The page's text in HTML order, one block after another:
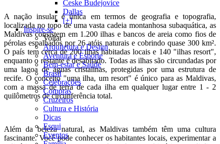
Ceske Budejovice
Dallas
[+]
Inspire-se
Voltar
Arquitetura e Design
Aventura e Esporte
Bem-estar e Saúde
Brasil
Celebrações
Compras
Cruzeiros
Cultura e História
Dicas
Esqui
Eventos
A nação insular é única em termos de geografia e topografia,
localizada no topo de uma vasta cadeia montanhosa subaquática, as
Maldivas consistem em 1.200 ilhas e bancos de areia como fios de
pérolas espalhados por 26 atóis naturais e cobrindo quase 300 km².
O país tem cerca de 200 ilhas habitadas locais e 140 "ilhas resort",
enquanto o restante é desabitado. Todas as ilhas são circundadas por
uma lagoa de águas cristalinas, protegidas por uma estrutura de
recife. O conceito "uma ilha, um resort" é único para as Maldivas,
com a massa de terra de cada ilha em qualquer lugar entre 1 - 2
quilômetros de circunferência total.
Além da beleza natural, as Maldivas também têm uma cultura
fascinante. Você pode conhecer os habitantes locais, experimentar a